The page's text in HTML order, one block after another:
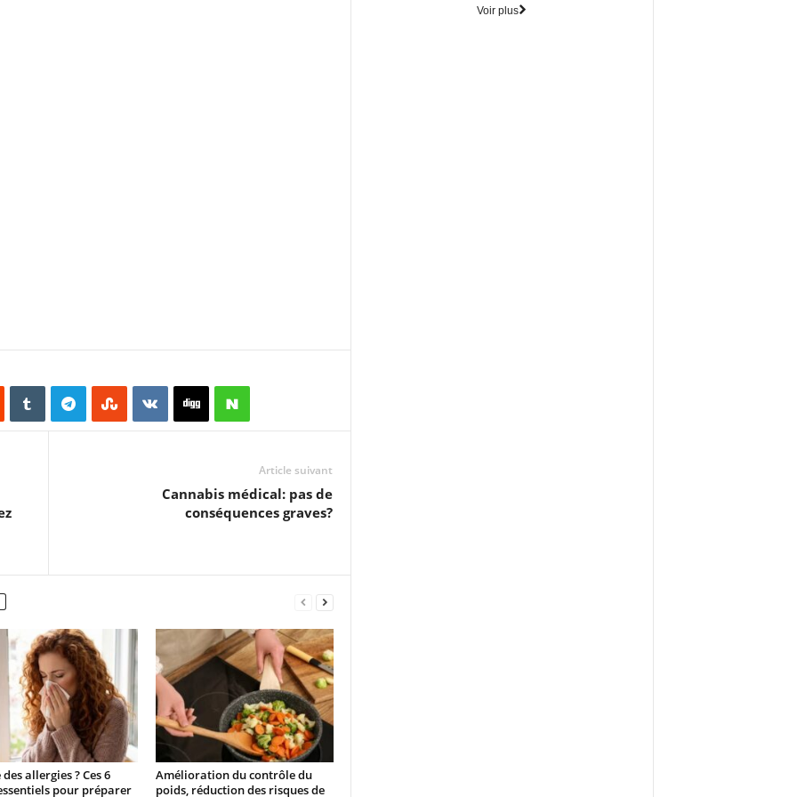
Article suivant
Cannabis médical: pas de
conséquences graves?
allergies ? Ces 6
pour préparer
Amélioration du contrôle du
poids, réduction des risques de
Voir plus